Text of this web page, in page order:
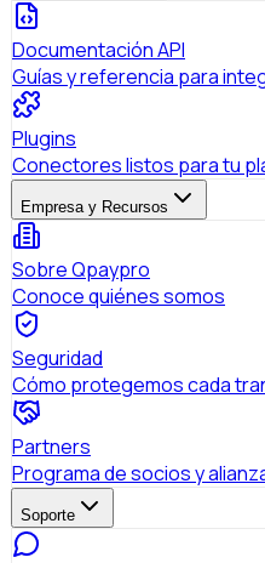
Documentación API
Guías y referencia para
Plugins
Conectores listos para tu
Empresa y Recursos
Sobre Qpaypro
Conoce quiénes somos
Seguridad
Cómo protegemos cada
Partners
Programa de socios y
Soporte